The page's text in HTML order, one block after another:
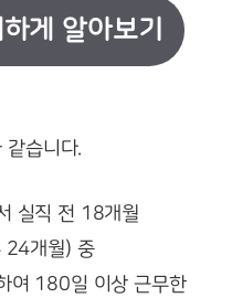
게 알아보기
같습니다.
실직 전 18개월
24개월) 중
여 180일 이상 근무한